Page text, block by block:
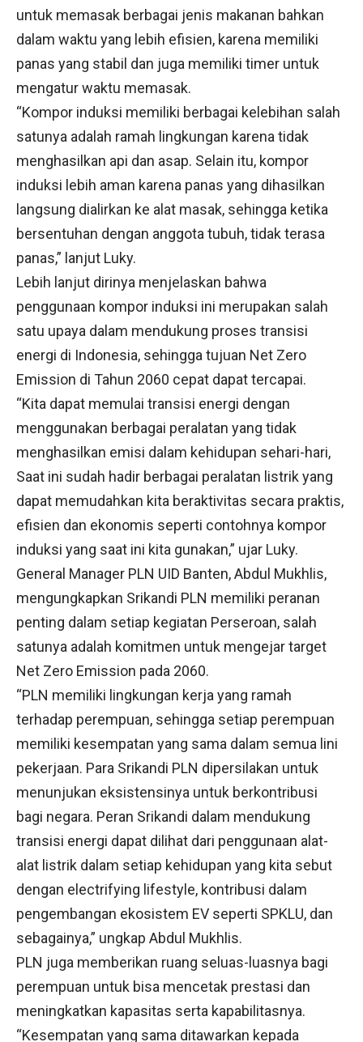
untuk memasak berbagai jenis makanan bahkan
dalam waktu yang lebih efisien, karena memiliki
panas yang stabil dan juga memiliki timer untuk
mengatur waktu memasak.
“Kompor induksi memiliki berbagai kelebihan salah
satunya adalah ramah lingkungan karena tidak
menghasilkan api dan asap. Selain itu, kompor
induksi lebih aman karena panas yang dihasilkan
langsung dialirkan ke alat masak, sehingga ketika
bersentuhan dengan anggota tubuh, tidak terasa
panas,” lanjut Luky.
Lebih lanjut dirinya menjelaskan bahwa
penggunaan kompor induksi ini merupakan salah
satu upaya dalam mendukung proses transisi
energi di Indonesia, sehingga tujuan Net Zero
Emission di Tahun 2060 cepat dapat tercapai.
“Kita dapat memulai transisi energi dengan
menggunakan berbagai peralatan yang tidak
menghasilkan emisi dalam kehidupan sehari-hari,
Saat ini sudah hadir berbagai peralatan listrik yang
dapat memudahkan kita beraktivitas secara praktis,
efisien dan ekonomis seperti contohnya kompor
induksi yang saat ini kita gunakan,” ujar Luky.
General Manager PLN UID Banten, Abdul Mukhlis,
mengungkapkan Srikandi PLN memiliki peranan
penting dalam setiap kegiatan Perseroan, salah
satunya adalah komitmen untuk mengejar target
Net Zero Emission pada 2060.
“PLN memiliki lingkungan kerja yang ramah
terhadap perempuan, sehingga setiap perempuan
memiliki kesempatan yang sama dalam semua lini
pekerjaan. Para Srikandi PLN dipersilakan untuk
menunjukan eksistensinya untuk berkontribusi
bagi negara. Peran Srikandi dalam mendukung
transisi energi dapat dilihat dari penggunaan alat-
alat listrik dalam setiap kehidupan yang kita sebut
dengan electrifying lifestyle, kontribusi dalam
pengembangan ekosistem EV seperti SPKLU, dan
sebagainya,” ungkap Abdul Mukhlis.
PLN juga memberikan ruang seluas-luasnya bagi
perempuan untuk bisa mencetak prestasi dan
meningkatkan kapasitas serta kapabilitasnya.
“Kesempatan yang sama ditawarkan kepada